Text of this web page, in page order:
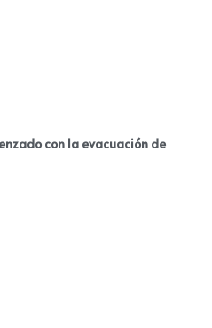
con la evacuación de